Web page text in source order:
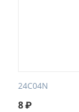
24C04N
8₽